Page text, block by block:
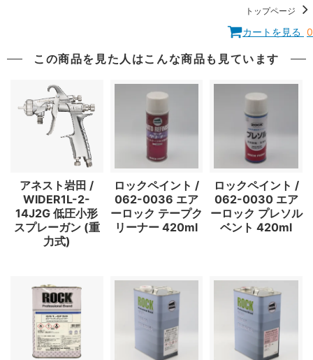
トップページ
カートを見る 0
この商品を見た人はこんな商品も見ています
アネスト岩田 /
WIDER1L-2-
14J2G 低圧小形
スプレーガン (重
力式)
ロックペイント /
062-0036 エア
ーロック テープク
リーナー 420ml
ロックペイント /
062-0030 エア
ーロック プレソル
ベント 420ml